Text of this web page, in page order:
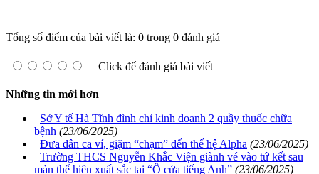
Tổng số điểm của bài viết là: 0 trong 0 đánh giá
Click để đánh giá bài viết
Những tin mới hơn
Sở Y tế Hà Tĩnh đình chỉ kinh doanh 2 quầy thuốc chữa
bệnh (23/06/2025)
Đưa dân ca ví, giặm “chạm” đến thế hệ Alpha (23/06/2025)
Trường THCS Nguyễn Khắc Viện giành vé vào tứ kết sau
màn thể hiện xuất sắc tại “Ô cửa tiếng Anh” (23/06/2025)